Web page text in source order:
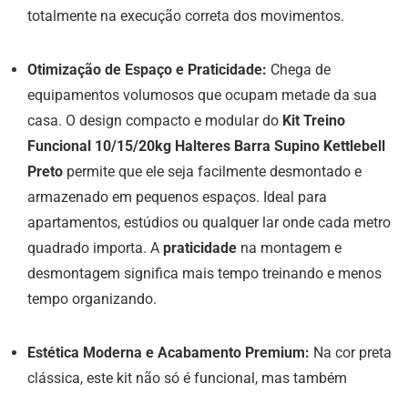
totalmente na execução correta dos movimentos.
Otimização de Espaço e Praticidade: Chega de
equipamentos volumosos que ocupam metade da sua
casa. O design compacto e modular do Kit Treino
Funcional 10/15/20kg Halteres Barra Supino Kettlebell
Preto permite que ele seja facilmente desmontado e
armazenado em pequenos espaços. Ideal para
apartamentos, estúdios ou qualquer lar onde cada metro
quadrado importa. A praticidade na montagem e
desmontagem significa mais tempo treinando e menos
tempo organizando.
Estética Moderna e Acabamento Premium: Na cor preta
clássica, este kit não só é funcional, mas também